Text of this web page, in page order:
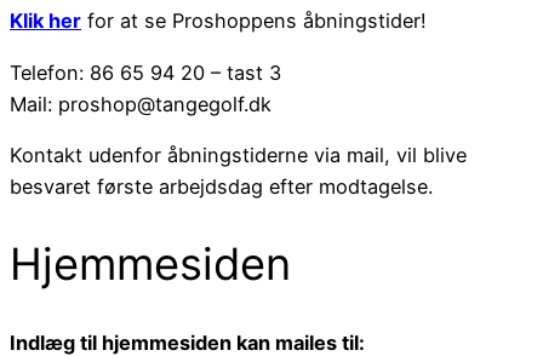
Klik her for at se Proshoppens åbningstider!
Telefon: 86 65 94 20 – tast 3
Mail: proshop@tangegolf.dk
Kontakt udenfor åbningstiderne via mail, vil blive
besvaret første arbejdsdag efter modtagelse.
Hjemmesiden
Indlæg til hjemmesiden kan mailes til: